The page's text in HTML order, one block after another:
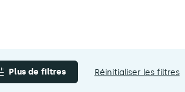
Réinitialiser les filtres
Plus de filtres